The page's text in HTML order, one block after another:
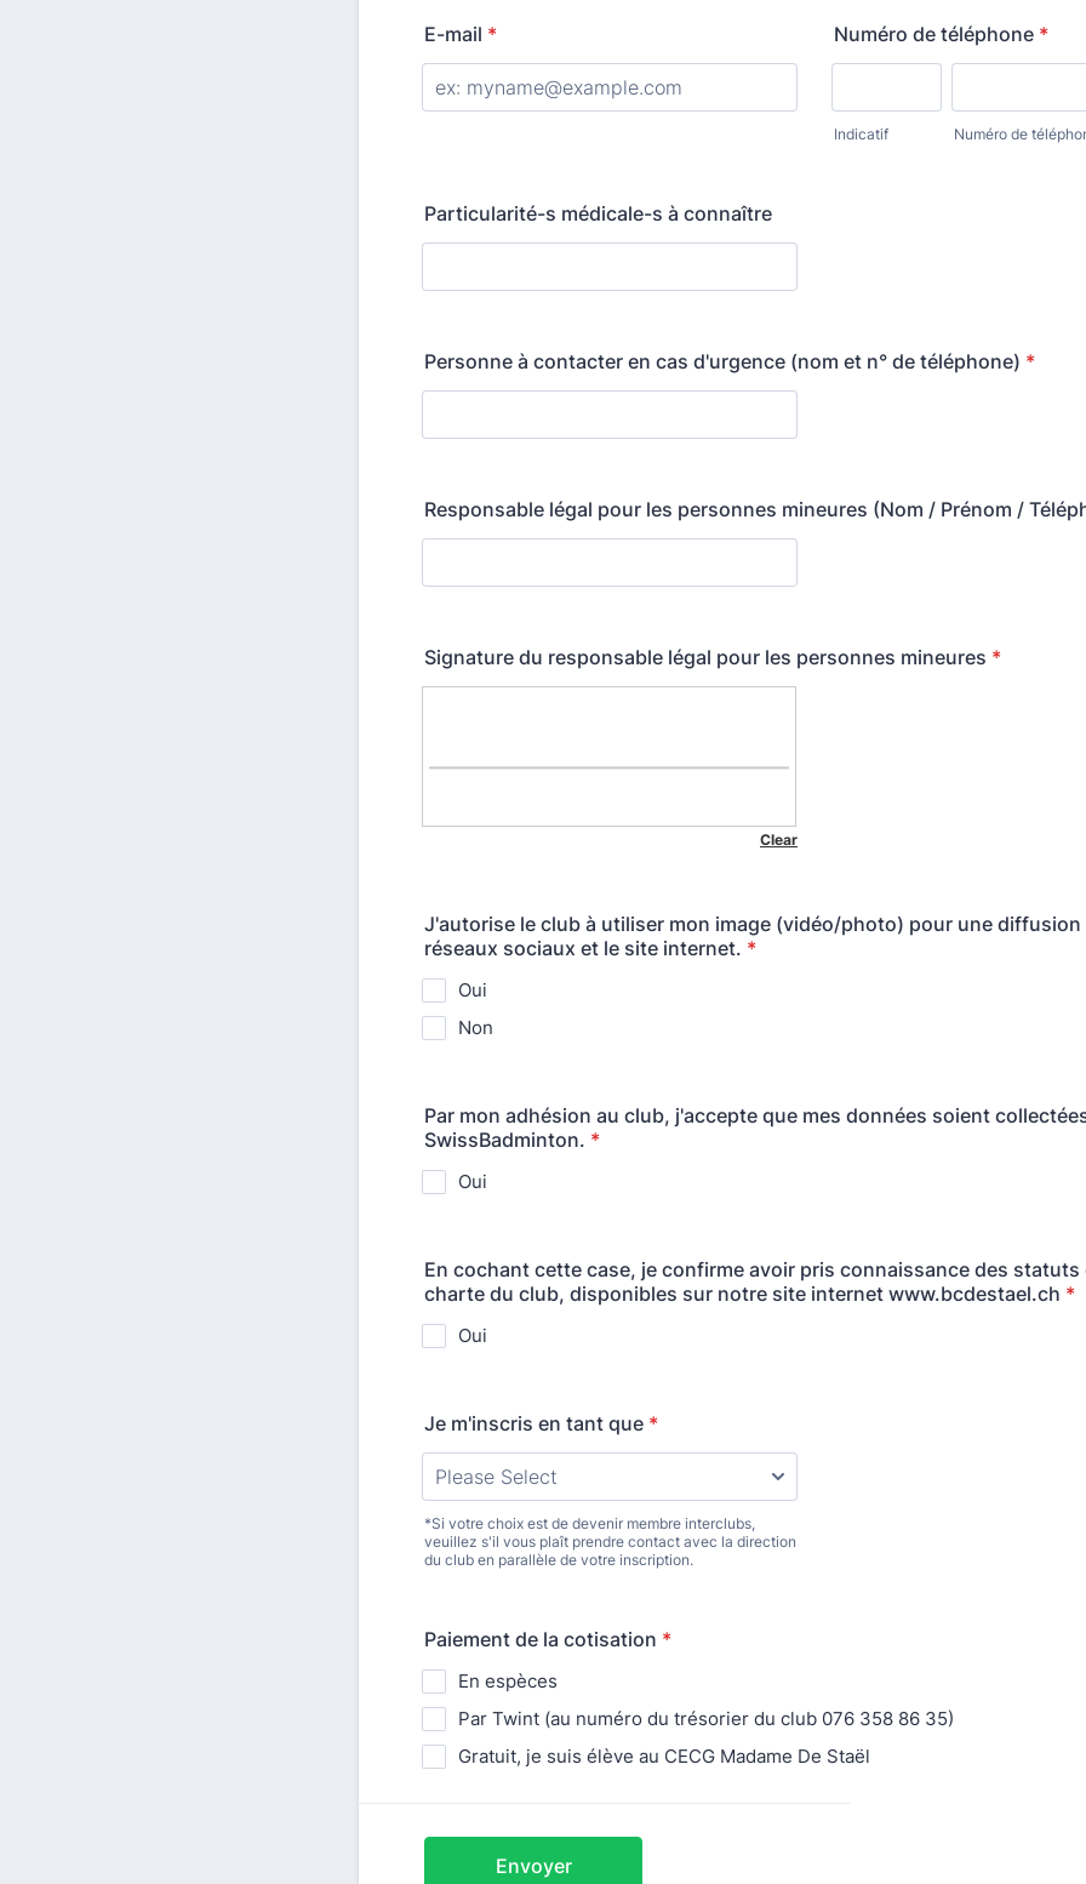
E-mail * Numéro de téléphone *
Indicatif Numéro de
Particularité-s médicale-s à connaître
Personne à contacter en cas d'urgence (nom et n° de téléphone) *
Responsable légal pour les personnes mineures (Nom / Prénom /
Signature du responsable légal pour les personnes mineures *
J'autorise le club à utiliser mon image (vidéo/photo) pour une diffusion
réseaux sociaux et le site internet. *
Oui
Non
Par mon adhésion au club, j'accepte que mes données soient
SwissBadminton. *
Oui
En cochant cette case, je confirme avoir pris connaissance des statuts
charte du club, disponibles sur notre site internet www.bcdestael.ch *
Oui
Je m'inscris en tant que *
*Si votre choix est de devenir membre interclubs,
veuillez s'il vous plaît prendre contact avec la direction
du club en parallèle de votre inscription.
Paiement de la cotisation *
En espèces
Par Twint (au numéro du trésorier du club 076 358 86 35)
Gratuit, je suis élève au CECG Madame De Staël
Envoyer